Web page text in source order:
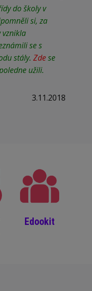
do školy v
si, za
vznikla
se s
stály. Zdese
užili.
3.11.2018
Edookit